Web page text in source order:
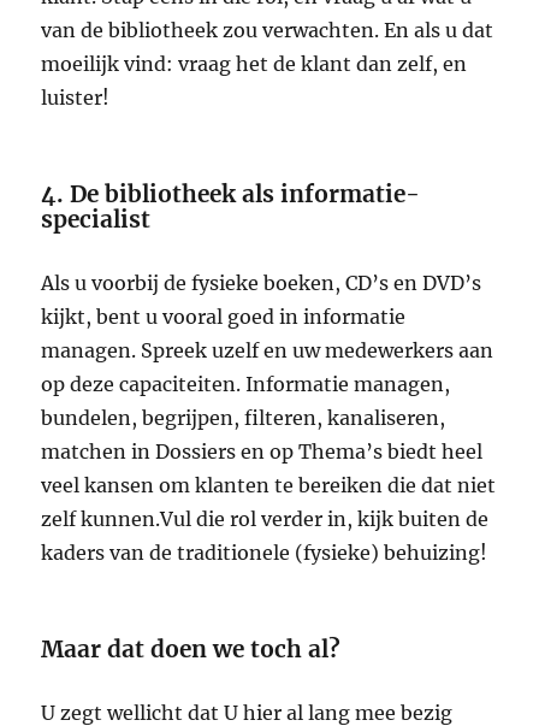
van de bibliotheek zou verwachten. En als u dat
moeilijk vind: vraag het de klant dan zelf, en
luister!
4. De bibliotheek als informatie-
specialist
Als u voorbij de fysieke boeken, CD’s en DVD’s
kijkt, bent u vooral goed in informatie
managen. Spreek uzelf en uw medewerkers aan
op deze capaciteiten. Informatie managen,
bundelen, begrijpen, filteren, kanaliseren,
matchen in Dossiers en op Thema’s biedt heel
veel kansen om klanten te bereiken die dat niet
zelf kunnen.Vul die rol verder in, kijk buiten de
kaders van de traditionele (fysieke) behuizing!
Maar dat doen we toch al?
U zegt wellicht dat U hier al lang mee bezig